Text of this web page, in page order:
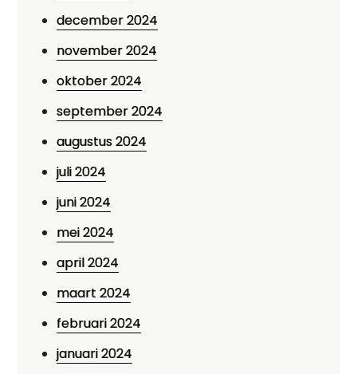
december 2024
november 2024
oktober 2024
september 2024
augustus 2024
juli 2024
juni 2024
mei 2024
april 2024
maart 2024
februari 2024
januari 2024